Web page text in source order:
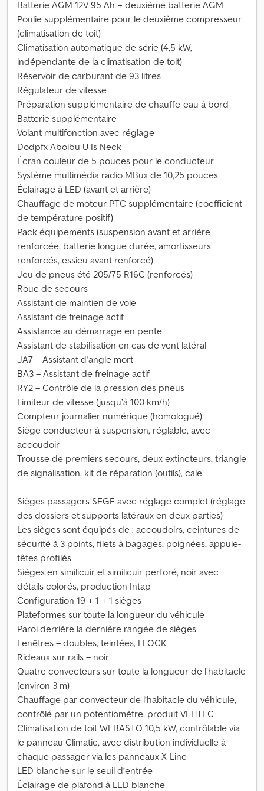
Batterie AGM 12V 95 Ah + deuxième batterie AGM
Poulie supplémentaire pour le deuxième compresseur
(climatisation de toit)
Climatisation automatique de série (4,5 kW,
indépendante de la climatisation de toit)
Réservoir de carburant de 93 litres
Régulateur de vitesse
Préparation supplémentaire de chauffe-eau à bord
Batterie supplémentaire
Volant multifonction avec réglage
Dodpfx Aboibu U Is Neck
Écran couleur de 5 pouces pour le conducteur
Système multimédia radio MBux de 10,25 pouces
Éclairage à LED (avant et arrière)
Chauffage de moteur PTC supplémentaire (coefficient
de température positif)
Pack équipements (suspension avant et arrière
renforcée, batterie longue durée, amortisseurs
renforcés, essieu avant renforcé)
Jeu de pneus été 205/75 R16C (renforcés)
Roue de secours
Assistant de maintien de voie
Assistant de freinage actif
Assistance au démarrage en pente
Assistant de stabilisation en cas de vent latéral
JA7 – Assistant d’angle mort
BA3 – Assistant de freinage actif
RY2 – Contrôle de la pression des pneus
Limiteur de vitesse (jusqu’à 100 km/h)
Compteur journalier numérique (homologué)
Siège conducteur à suspension, réglable, avec
accoudoir
Trousse de premiers secours, deux extincteurs, triangle
de signalisation, kit de réparation (outils), cale
Sièges passagers SEGE avec réglage complet (réglage
des dossiers et supports latéraux en deux parties)
Les sièges sont équipés de : accoudoirs, ceintures de
sécurité à 3 points, filets à bagages, poignées, appuie-
têtes profilés
Sièges en similicuir et similicuir perforé, noir avec
détails colorés, production Intap
Configuration 19 + 1 + 1 sièges
Plateformes sur toute la longueur du véhicule
Paroi derrière la dernière rangée de sièges
Fenêtres – doubles, teintées, FLOCK
Rideaux sur rails – noir
Quatre convecteurs sur toute la longueur de l’habitacle
(environ 3 m)
Chauffage par convecteur de l’habitacle du véhicule,
contrôlé par un potentiomètre, produit VEHTEC
Climatisation de toit WEBASTO 10,5 kW, contrôlable via
le panneau Climatic, avec distribution individuelle à
chaque passager via les panneaux X-Line
LED blanche sur le seuil d’entrée
Éclairage de plafond à LED blanche